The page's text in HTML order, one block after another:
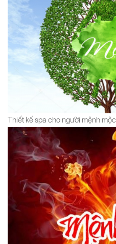
Thiết kế spa cho người mệnh mộc